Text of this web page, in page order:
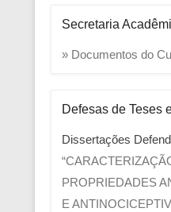
Secretaria
» Documentos do
Defesas de Teses
Dissertações
PROPRIEDADES
E